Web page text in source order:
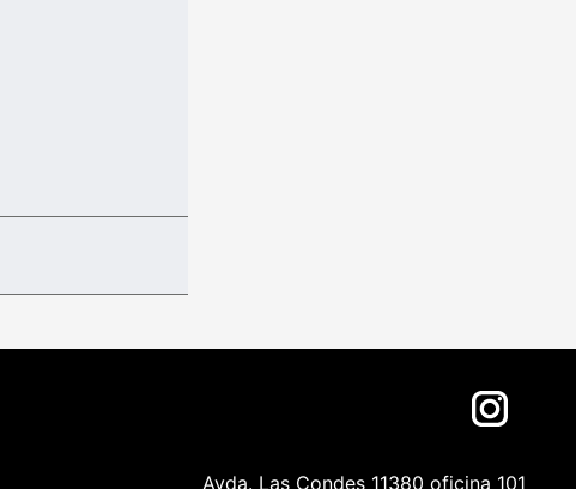
Avda. Las Condes 11380 oficina 101